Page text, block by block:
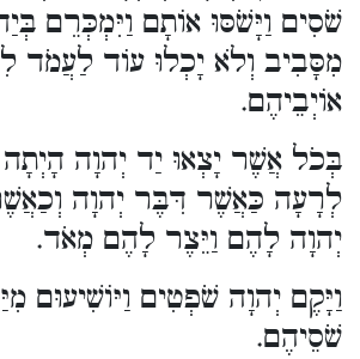
שֹׁסִים וַיָּשֹׁסּוּ אוֹתָם וַיִּמְכְּרֵם
מִסָּבִיב וְלֹא יָכְלוּ עוֹד לַעֲמֹד
אוֹיְבֵיהֶם.
בְּכֹל אֲשֶׁר יָצְאוּ יַד יְהוָה
לְרָעָה כַּאֲשֶׁר דִּבֶּר יְהוָה
יְהוָה לָהֶם וַיֵּצֶר לָהֶם מְאֹד.
וַיָּקֶם יְהוָה שֹׁפְטִים וַיּוֹשִׁיעוּם
שֹׁסֵיהֶם.